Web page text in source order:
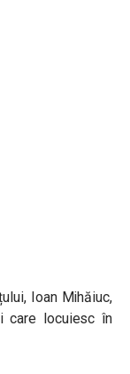
Ioan Mihăiuc,
care locuiesc în